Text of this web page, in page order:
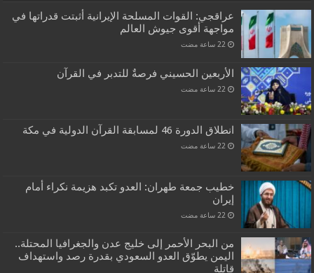
عراقجي: القوات المسلحة الإيرانية أثبتت قدراتها في
مواجهة أقوى جيوش العالم
الأربعين الحسيني فرصةٌ للتدبر في القرآن
انطلاق الدورة 46 لمسابقة القرآن الدولية في مكة
خطيب جمعة طهران: العدو تكبد هزيمة نكراء أمام
إيران
من البحر الأحمر إلى خليج عدن والجغرافيا المحتلة..
اليمن يطوّق العدو السعودي بقدرة رصد واستهداف
قاتلة